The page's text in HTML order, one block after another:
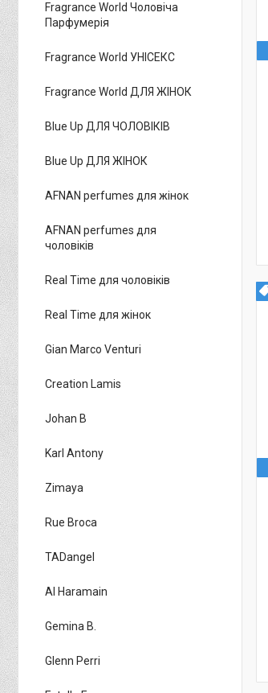
Fragrance World Чоловіча
Парфумерія
Fragrance World УНІСЕКС
Fragrance World ДЛЯ ЖІНОК
Blue Up ДЛЯ ЧОЛОВІКІВ
Blue Up ДЛЯ ЖІНОК
AFNAN perfumes для жінок
AFNAN perfumes для
чоловіків
Real Time для чоловіків
Real Time для жінок
Gian Marco Venturi
Creation Lamis
Johan B
Karl Antony
Zimaya
Rue Broca
TADangel
Al Haramain
Gemina B.
Glenn Perri